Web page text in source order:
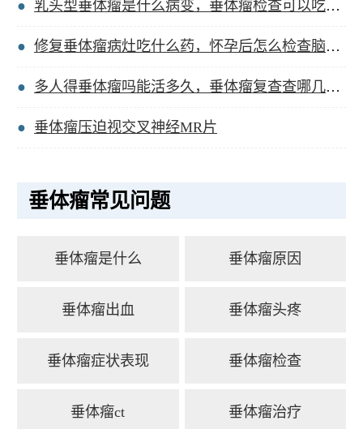
乳头型垂体瘤是什么病变，垂体瘤检查可以吃饭吗女？
修复垂体瘤病灶吃什么药，怀孕后怎么检查脑垂体瘤？
多人得垂体瘤吗能活多久，垂体瘤复查查哪几项检查？
垂体瘤压迫视交叉神经MR片
垂体瘤常见问题
垂体瘤是什么 垂体瘤原因
垂体瘤出血 垂体瘤头疼
垂体瘤症状表现 垂体瘤检查
垂体瘤ct 垂体瘤治疗